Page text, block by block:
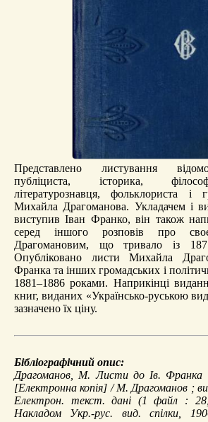
Представлено листування
публіциста, історика,
літературознавця, фольклориста і
Михайла Драгоманова. Укладачем і
виступив Іван Франко, він також
серед іншого розповів про
Драгомановим, що тривало із
Опубліковано листи Михайла
Франка та інших громадських і
1881–1886 роками. Наприкінці
книг, виданих «Українсько-руською
зазначено їх ціну.
Бібліографічний опис:
Драгоманов, М.Листи до Ів. Франка
[Електронна копія] / М. Драгоманов ;
Електрон. текст. дані (1 файл :
Накладом Укр.-рус. вид. спілки,